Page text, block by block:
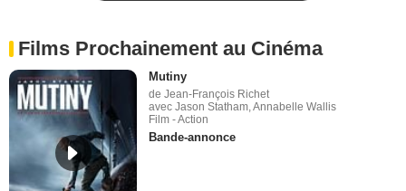
Films Prochainement au Cinéma
Mutiny
de Jean-François Richet
avec Jason Statham, Annabelle Wallis
Film - Action
Bande-annonce